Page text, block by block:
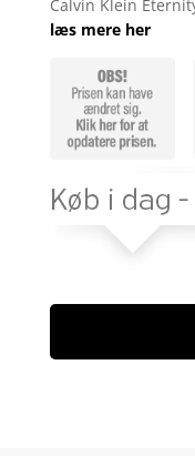
ud af 5
baseret
mmelser
Calvin Klein
læs mere her